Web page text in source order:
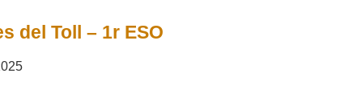
del Toll – 1r ESO